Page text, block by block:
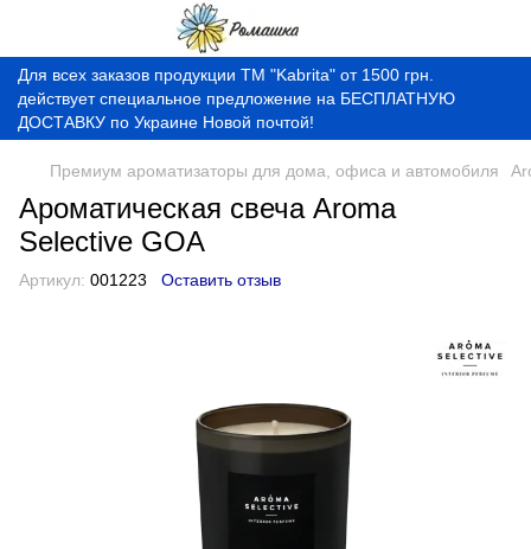
Для всех заказов продукции ТМ "Kabrita" от 1500 грн.
действует специальное предложение на БЕСПЛАТНУЮ
ДОСТАВКУ по Украине Новой почтой!
Премиум ароматизаторы для дома, офиса и автомобиля
Ароматическая свеча Aroma
Selective GOA
Артикул: 001223 Оставить отзыв